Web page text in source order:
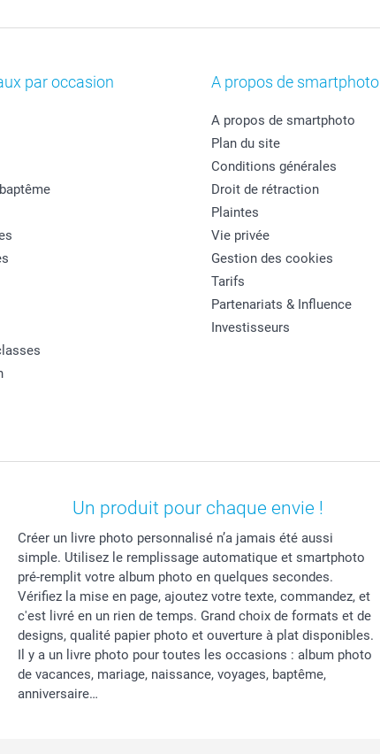
par occasion A propos de smartphoto
A propos de smartphoto
Plan du site
Conditions générales
Droit de rétraction
Plaintes
Vie privée
Gestion des cookies
Tarifs
Partenariats & Influence
Investisseurs
Un produit pour chaque envie !
Créer un livre photo personnalisé n’a jamais été aussi
simple. Utilisez le remplissage automatique et smartphoto
pré-remplit votre album photo en quelques secondes.
Vérifiez la mise en page, ajoutez votre texte, commandez, et
c'est livré en un rien de temps. Grand choix de formats et de
designs, qualité papier photo et ouverture à plat disponibles.
Il y a un livre photo pour toutes les occasions : album photo
de vacances, mariage, naissance, voyages, baptême,
anniversaire…